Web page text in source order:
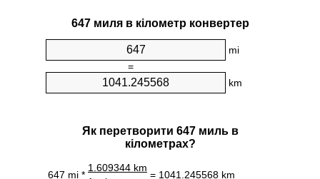
647 миля в кілометр конвертер
mi
=
km
Як перетворити 647 миль в
кілометрах?
647 mi *
1.609344 km
= 1041.245568 km